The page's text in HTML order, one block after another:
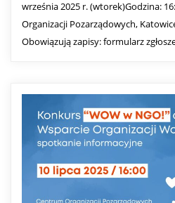
września 2025 r. (wtorek)Godzina:
Organizacji Pozarządowych,
Obowiązują zapisy: formularz